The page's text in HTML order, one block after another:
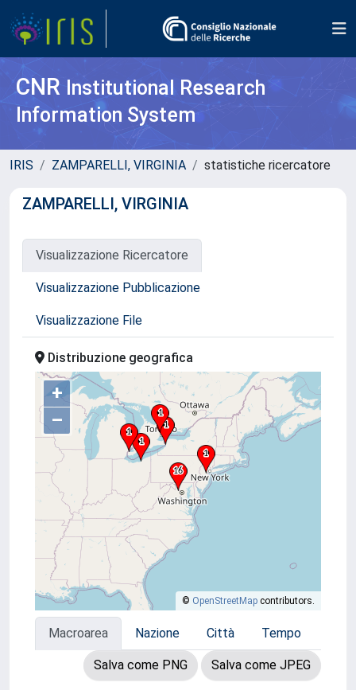
CNR Institutional Research
Information System
IRIS ZAMPARELLI, VIRGINIA statistiche ricercatore
ZAMPARELLI, VIRGINIA
Visualizzazione Ricercatore
Visualizzazione Pubblicazione
Visualizzazione File
Distribuzione geografica
+
–
© OpenStreetMap contributors.
Macroarea Nazione Città Tempo
Salva come PNG Salva come JPEG